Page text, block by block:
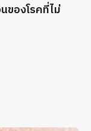
องโรคที่ไม่